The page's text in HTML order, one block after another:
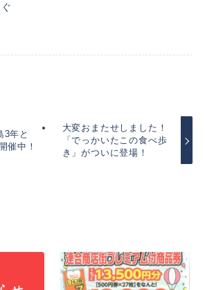
3年と
催中！
大変おまたせしました！
「でっかいたこの食べ歩
き」がついに登場！